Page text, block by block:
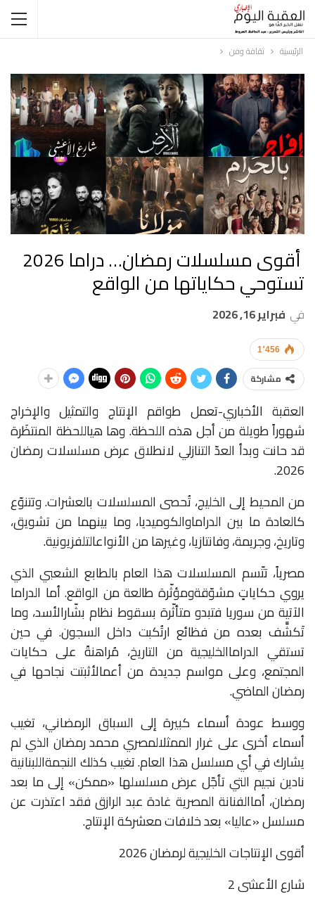
الرئيسية ثقافة وفن
‎ أقوى مسلسلات رمضان… دراما 2026
تستوحي حكاياتها من الواقع
في فبراير 16, 2026
1٬456
مشاركة
العقبة الأخباري-تعمل طواقم الإنتاج والتمثيل والإخراج
شهوراًطويلةمنأجلهذهاللحظة.وهاهياللحظة المنتظَرة
قدحانتوبدأ العدّالتنازلي لانطلاق عرضمسلسلاترمضان
2026.
منالمحيط إلىالخليج،تُحصىالمسلسلات بالعشرات.وتتنوّع
كالعادة ما بين الدراماوالكوميديا، وما بينهما من تشويق،
وتاريخ،وجريمة،وفانتازيا،وغيرهامنالأنواعالتلفزيونية.
مصرياً، تتّسم المسلسلات هذا العام بالطابع الشعبي الذي
يروي حكاياتٍمشوّقةومؤثّرة طالعةمن الواقع.أما الدراما
الآتيةمنسوريا فتبدومتأثّرة بسقوط نظام بشّارالأسد، وما
تَكشَّف بعده من فظائع ارتُكبت داخل السجون. في حين
تستقي الدراماالخليجية من التاريخ، مُراهنةً على حكايات
المجتمع، وعلى مواسم جديدة من أعمالأثبتت نجاحها في
رمضانالماضي.
ووسط عودة أسماء كبيرة إلى السباق الرمضاني، تغيب
أسماء أخرى على غرار الممثلالمصريمحمدرمضان الذيلم
يشاركفيأيمسلسلهذا العام.تغيبكذلكالنجمةاللبنانية
نادين نجيم التيتأجّل عرضمسلسلها «ممكن» إلىما بعد
رمضان، أماالفنانة المصرية غادة عبد الرازقفقد اعتذرت عن
مسلسل«عاليا»بعدخلافاتمعشركةالإنتاج.
أقوى الإنتاجات الخليجية لرمضان 2026
شارع الأعشى 2